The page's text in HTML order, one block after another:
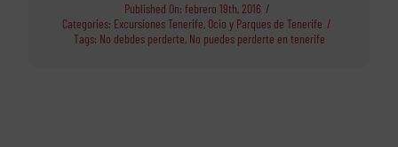
Published On: febrero 19th, 2016 /
Categories: Excursiones Tenerife, Ocio y Parques de Tenerife /
Tags: No debdes perderte, No puedes perderte en tenerife